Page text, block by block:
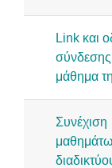
Link και
σύνδεσης
μάθημα
Συνέχιση